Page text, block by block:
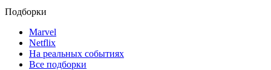
Подборки
Marvel
Netflix
На реальных событиях
Все подборки